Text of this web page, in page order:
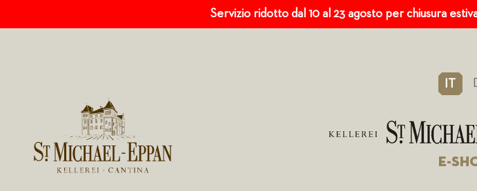
Servizio ridotto dal 10 al 23 agosto per chiusura
IT
E-